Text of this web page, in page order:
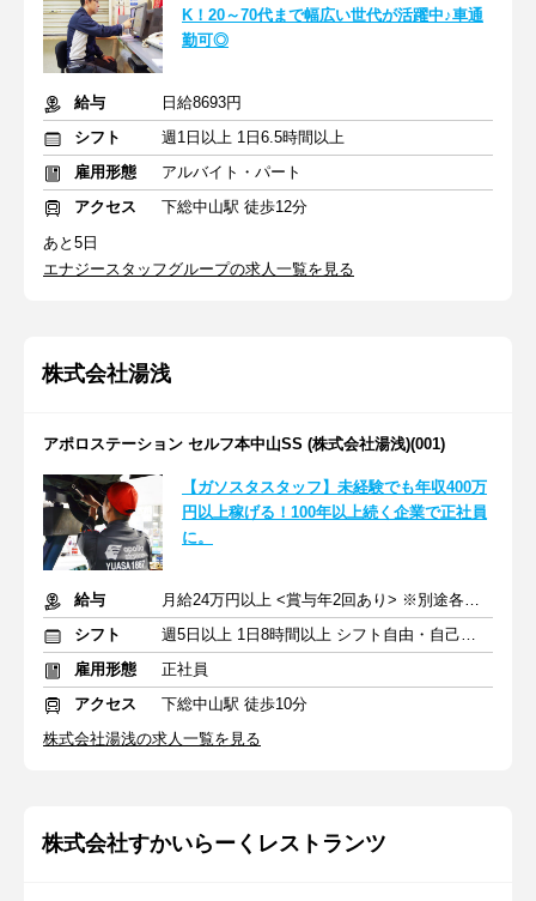
K！20～70代まで幅広い世代が活躍中♪車通
勤可◎
給与
日給8693円
シフト
週1日以上 1日6.5時間以上
雇用形態
アルバイト・パート
アクセス
下総中山駅 徒歩12分
あと5日
エナジースタッフグループの求人一覧を見る
株式会社湯浅
アポロステーション セルフ本中山SS (株式会社湯浅)(001)
【ガソスタスタッフ】未経験でも年収400万
円以上稼げる！100年以上続く企業で正社員
に。
給与
月給24万円以上 <賞与年2回あり> ※別途各種手当支給あり
シフト
週5日以上 1日8時間以上 シフト自由・自己申告
雇用形態
正社員
アクセス
下総中山駅 徒歩10分
株式会社湯浅の求人一覧を見る
株式会社すかいらーくレストランツ